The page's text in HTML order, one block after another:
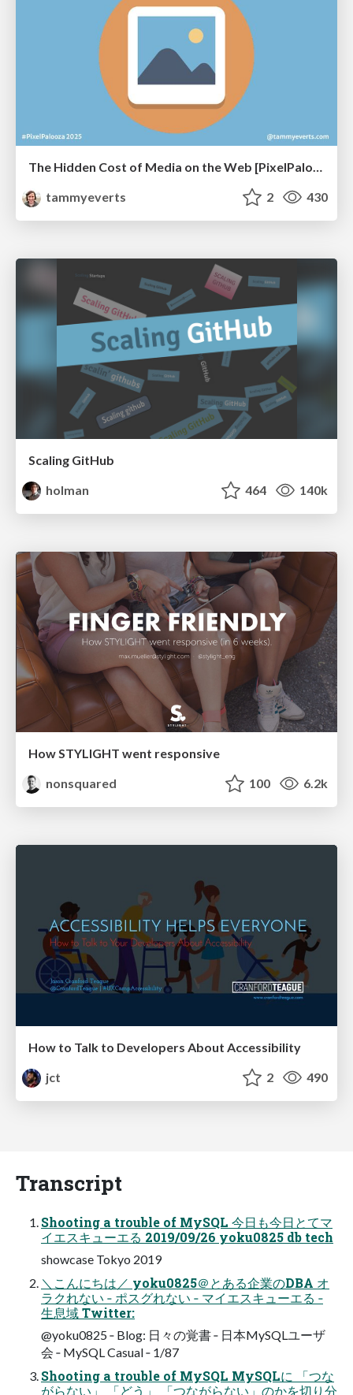
tammyeverts
2 430
Scaling GitHub
holman
464 140k
How STYLIGHT went responsive
nonsquared
100 6.2k
How to Talk to Developers About Accessibility
jct
2 490
Transcript
Shooting a trouble of MySQL 今日も今日とてマ
イエスキューエる 2019/09/26 yoku0825 db tech
showcase Tokyo 2019
＼こんにちは／ yoku0825＠とある企業のDBA オ
ラクれない ‐ ポスグれない ‐ マイエスキューエる ‐
生息域 Twitter:
@yoku0825 ‐ Blog: 日々の覚書 ‐ 日本MySQLユーザ
会 ‐ MySQL Casual ‐ 1/87
Shooting a trouble of MySQL MySQLに 「つな
がらない」 「どう」 「つながらない」のかを切り分